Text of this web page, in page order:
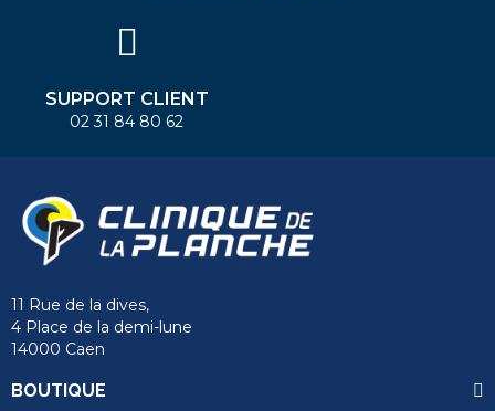
SUPPORT CLIENT
02 31 84 80 62
11 Rue de la dives,
4 Place de la demi-lune
14000 Caen
BOUTIQUE